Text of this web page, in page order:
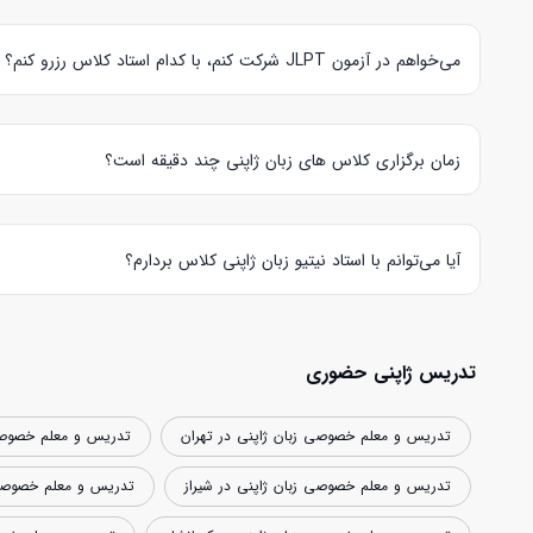
در هایتاکی هر زبان آموز قبل ازرزرو کلاس آنلاین یا حضوری زبان
متد و شیوه تدریس استاد آشنا می‌شود و هم استاد می‌تواند سطح
می‌خواهم در آزمون JLPT شرکت کنم، با کدام استاد کلاس رزرو کنم؟
در صورتی‌که قصد شرکت در آزمون بین المللی زبان ژاپنی را
ارتباط برقرار کنید و یا در جلسه آزمایشی خواسته خود را مبنی بر
زمان برگزاری کلاس های زبان ژاپنی چند دقیقه است؟
کلاس های آزمایشی، آنلاین و حضوری زبان ژاپنیبه ترتیب 30، 60 و 90 دقیقه ای هستند.
آیا می‌توانم با استاد نیتیو زبان ژاپنی کلاس بردارم؟
تدریس ژاپنی حضوری
تدریس و معلم خصوصی زبان ژاپنی در تهران تدریس و معلم
تدریس و معلم خصوصی زبان ژاپنی در شیراز تدریس و معلم خصوصی